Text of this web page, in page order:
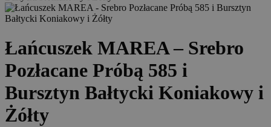
Łańcuszek MAREA – Srebro
Pozłacane Próbą 585 i
Bursztyn Bałtycki Koniakowy i
Żółty